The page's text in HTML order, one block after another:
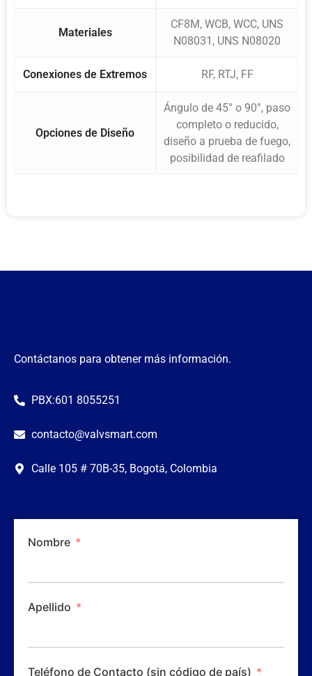
Materiales
CF8M, WCB, WCC, UNS
N08031, UNS N08020
Conexiones de Extremos RF, RTJ, FF
Opciones de Diseño
Ángulo de 45° o 90°, paso
completo o reducido,
diseño a prueba de fuego,
posibilidad de reafilado
Contáctanos para obtener más información.
PBX:601 8055251
contacto@valvsmart.com
Calle 105 # 70B-35, Bogotá, Colombia
Nombre
Apellido
Teléfono de Contacto (sin código de país)